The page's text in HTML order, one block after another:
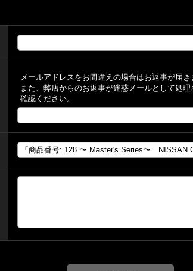
メールアドレスをお間違えの場合はお返事が届き
また、弊店からのお返事が迷惑メールとして処
確認ください。